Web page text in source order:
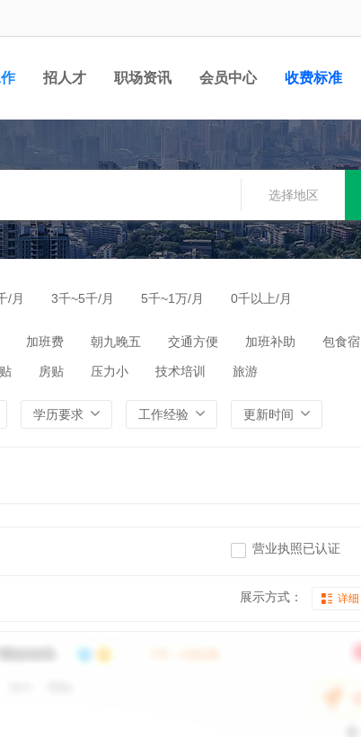
招人才 职场资讯 会员中心 收费标准
选择地区
/月 3千~5千/月 5千~1万/月 0千以上/月
加班费 朝九晚五 交通方便 加班补助 包食宿
房贴 压力小 技术培训 旅游
学历要求 工作经验 更新时间
营业执照已认证
展示方式： 详细